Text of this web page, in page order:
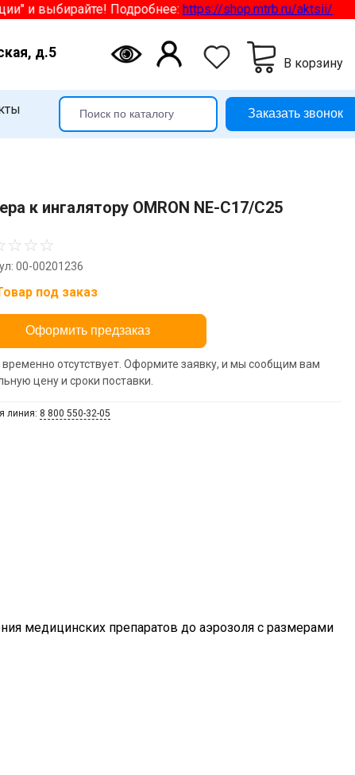
и выбирайте! Подробнее:https://shop.mtrb.ru/aktsii/
д.5
В корзину
Заказать звонок
к ингалятору OMRON NE-С17/C25
☆☆☆
00-00201236
под заказ
Оформить предзаказ
временно отсутствует. Оформите заявку, и мы сообщим вам
цену и сроки поставки.
линия: 8 800 550-32-05
медицинских препаратов до аэрозоля с размерами